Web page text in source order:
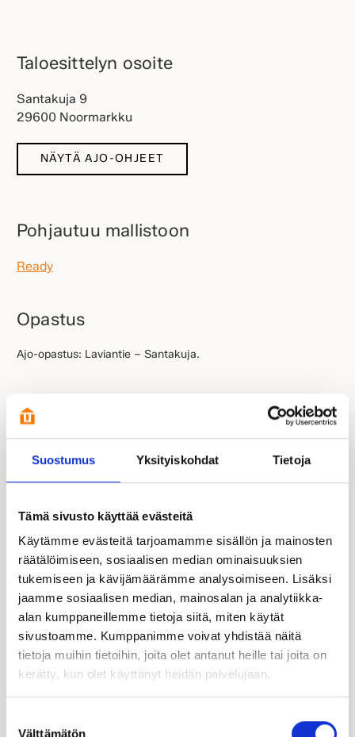
Suostumus Yksityiskohdat Tietoja
Tämä sivusto käyttää evästeitä
Käytämme evästeitä tarjoamamme sisällön ja mainosten
räätälöimiseen, sosiaalisen median ominaisuuksien
tukemiseen ja kävijämäärämme analysoimiseen. Lisäksi
jaamme sosiaalisen median, mainosalan ja analytiikka-
alan kumppaneillemme tietoja siitä, miten käytät
sivustoamme. Kumppanimme voivat yhdistää näitä
tietoja muihin tietoihin, joita olet antanut heille tai joita on
kerätty, kun olet käyttänyt heidän palvelujaan.
Välttämätön
Taloesittelyn osoite
Santakuja 9
29600 Noormarkku
NÄYTÄ AJO-OHJEET
Pohjautuu mallistoon
Ready
Opastus
Ajo-opastus: Laviantie – Santakuja.
Esittelyssä paikalla:
Kari Lammervo
Kastelli-kauppias | FI